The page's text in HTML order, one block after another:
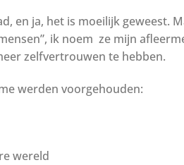
en ja, het is moeilijk geweest.
ik noem ze mijn
zelfvertrouwen te hebben.
werden voorgehouden:
wereld